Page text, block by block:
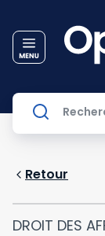
Retour
DROIT DES